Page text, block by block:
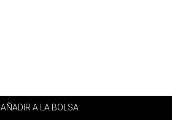
AÑADIR A LA BOLSA